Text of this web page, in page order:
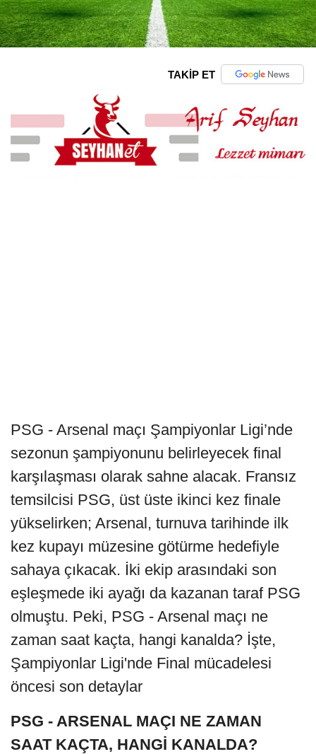
TAKİP ET
PSG - Arsenal maçı Şampiyonlar Ligi’nde
sezonun şampiyonunu belirleyecek final
karşılaşması olarak sahne alacak. Fransız
temsilcisi PSG, üst üste ikinci kez finale
yükselirken; Arsenal, turnuva tarihinde ilk
kez kupayı müzesine götürme hedefiyle
sahaya çıkacak. İki ekip arasındaki son
eşleşmede iki ayağı da kazanan taraf PSG
olmuştu. Peki, PSG - Arsenal maçı ne
zaman saat kaçta, hangi kanalda? İşte,
Şampiyonlar Ligi'nde Final mücadelesi
öncesi son detaylar
PSG - ARSENAL MAÇI NE ZAMAN
SAAT KAÇTA, HANGİ KANALDA?